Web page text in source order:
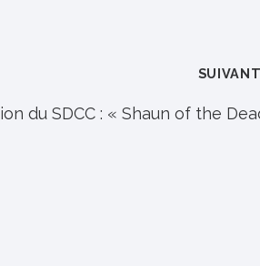
SUIVANT
du SDCC : « Shaun of the